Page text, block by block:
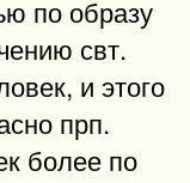
по образу
свт.
и этого
прп.
более по